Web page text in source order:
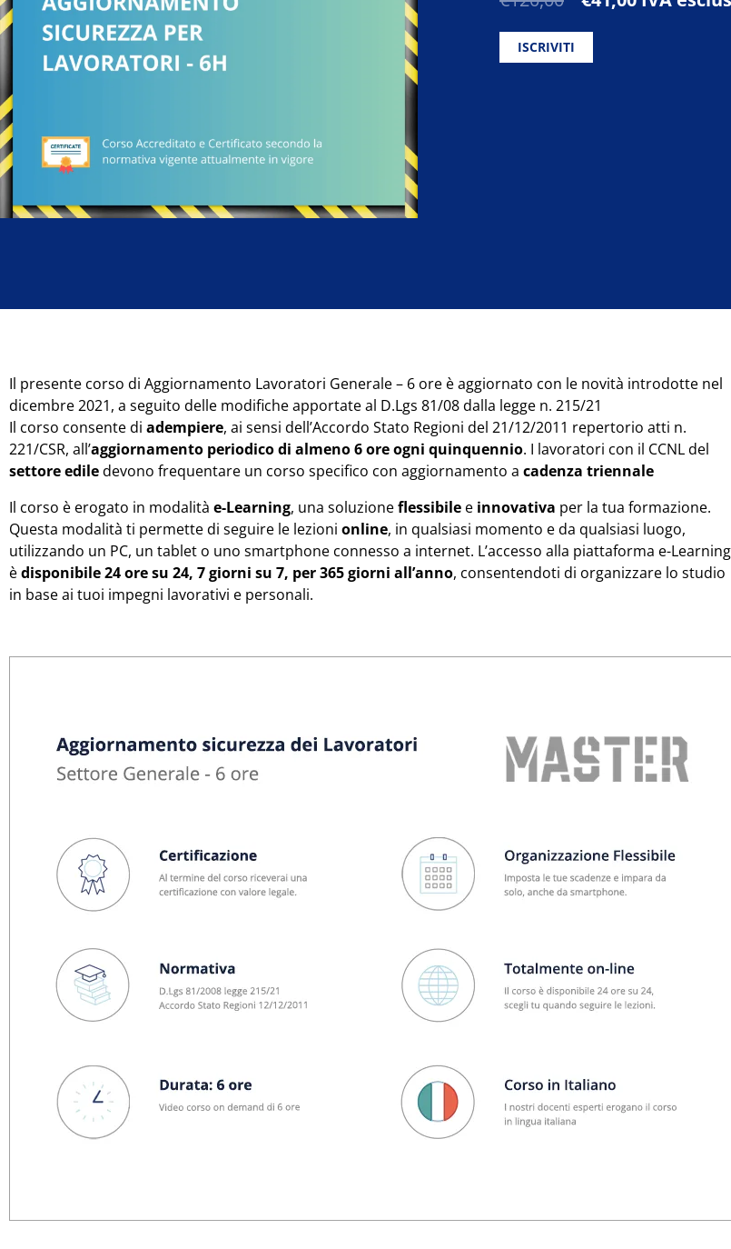
originale
era:
ISCRIVITI
Il presente corso di Aggiornamento Lavoratori Generale – 6 ore è aggiornato con le novità introdotte nel
dicembre 2021, a seguito delle modifiche apportate al D.Lgs 81/08 dalla legge n. 215/21
Il corso consente di adempiere, ai sensi dell’Accordo Stato Regioni del 21/12/2011 repertorio atti n.
221/CSR, all’aggiornamento periodico di almeno 6 ore ogni quinquennio. I lavoratori con il CCNL del
settore ediledevono frequentare un corso specifico con aggiornamento a cadenza triennale
Il corso è erogato in modalità e-Learning, una soluzioneflessibile e innovativa per la tua formazione.
Questa modalità ti permette di seguire le lezioni online, in qualsiasi momento e da qualsiasi luogo,
utilizzando un PC, un tablet o uno smartphone connesso a internet. L’accesso alla piattaforma e-Learning
èdisponibile 24 ore su 24, 7 giorni su 7, per 365 giorni all’anno, consentendoti di organizzare lo studio
in base ai tuoi impegni lavorativi e personali.